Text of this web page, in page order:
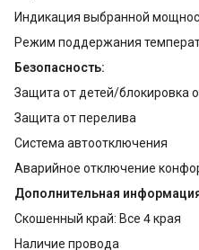
Индикация выбранной
Режим поддержания
Безопасность:
Защита от детей/блокировка
Защита от перелива
Система автоотключения
Аварийное отключение
Дополнительная
Скошенный край: Все 4 края
Наличие провода